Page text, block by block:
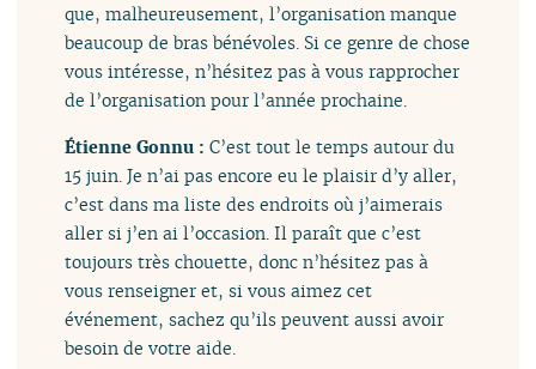
que, malheureusement, l’organisation manque
beaucoup de bras bénévoles. Si ce genre de chose
vous intéresse, n’hésitez pas à vous rapprocher
de l’organisation pour l’année prochaine.
Étienne Gonnu :C’est tout le temps autour du
15 juin. Je n’ai pas encore eu le plaisir d’y aller,
c’est dans ma liste des endroits où j’aimerais
aller si j’en ai l’occasion. Il paraît que c’est
toujours très chouette, donc n’hésitez pas à
vous renseigner et, si vous aimez cet
événement, sachez qu’ils peuvent aussi avoir
besoin de votre aide.